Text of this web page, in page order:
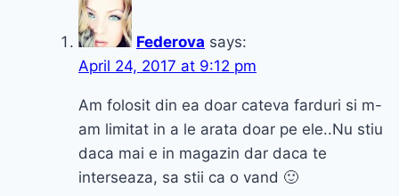
Federova says:
April 24, 2017 at 9:12 pm
Am folosit din ea doar cateva farduri si m-
am limitat in a le arata doar pe ele..Nu stiu
daca mai e in magazin dar daca te
interseaza, sa stii ca o vand 🙂